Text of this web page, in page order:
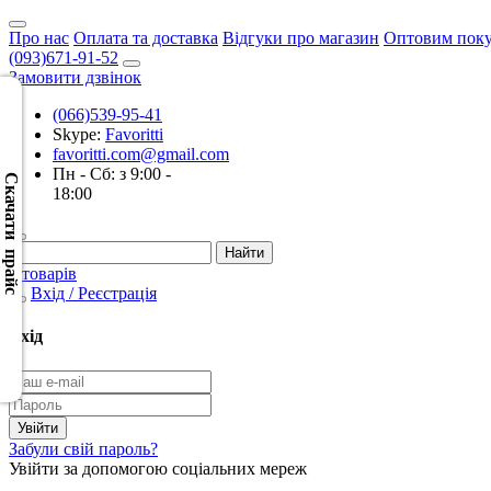
Про нас Оплата та доставка Відгуки про магазин Оптовим
(093)671-91-52
Замовити дзвінок
(066)539-95-41
Skype: Favoritti
favoritti.com@gmail.com
Пн - Сб: з 9:00 -
18:00
0 товарів
Вхід / Реєстрація
Вхід
Забули свій пароль?
Увійти за допомогою соціальних мереж
Скачати прайс
Скачать
XML
(Розн.)
Скачать
XML
(Опт)
Скачать
(Розн.)
Скачать
CSV
(Опт)